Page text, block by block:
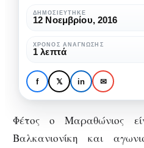
ΑΘΛΗΤΙΣΜΌΣ
Την Κυριακή
Αυθεντικός
της Αθήνας
34ος
Αυθεντικός
Μαραθώνιος
της
Αθήνας
ΔΗΜΟΣΙΕΎΤΗΚΕ
12 Νοεμβρίου, 2016
ΧΡΌΝΟΣ ΑΝΆΓΝΩΣΗΣ
1 λεπτά
f 𝕏 in ✉
Φέτος ο Μαραθώνιος
Βαλκανιονίκη και